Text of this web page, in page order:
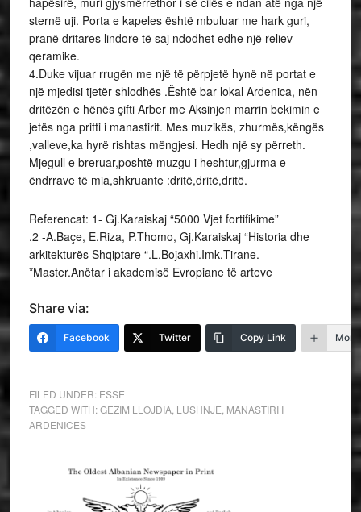
sternë uji. Porta e kapeles është mbuluar me hark guri,
pranë dritares lindore të saj ndodhet edhe një reliev
qeramike.
4.Duke vijuar rrugën me një të përpjetë hynë në portat e
një mjedisi tjetër shlodhës .Është bar lokal Ardenica, nën
dritëzën e hënës çifti Arber me Aksinjen marrin bekimin e
jetës nga prifti i manastirit. Mes muzikës, zhurmës,këngës
,valleve,ka hyrë rishtas mëngjesi. Hedh një sy përreth.
Mjegull e breruar,poshtë muzgu i heshtur,gjurma e
ëndrrave të mia,shkruante :dritë,dritë,dritë.
Referencat: 1- Gj.Karaiskaj “5000 Vjet fortifikime”
.2 -A.Baçe, E.Riza, P.Thomo, Gj.Karaiskaj “Historia dhe
arkitekturës Shqiptare “.L.Bojaxhi.Imk.Tirane.
*Master.Anëtar i akademisë Evropiane të arteve
Share via:
Facebook Twitter Copy Link More
FILED UNDER: ESSE
TAGGED WITH:GEZIM LLOJDIA, LUSHNJE MANASTIRI I
ARDENICES